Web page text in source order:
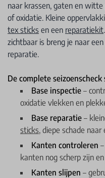
naar krassen, gaten en
of oxidatie. Kleine
tex sticks en een reparatiekit
zichtbaar is breng je naar
reparatie.
De complete
Base inspectie –
oxidatie vlekken en
Base reparatie –
sticks, diepe schade naar
Kanten controleren
kanten nog scherp zijn
Kanten slijpen –